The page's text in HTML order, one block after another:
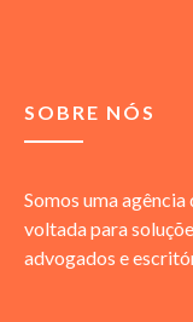
SOBRE NÓS
Somos uma
voltada para
advogados e